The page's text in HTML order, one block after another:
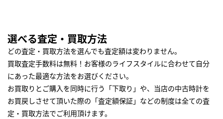
選べる査定・買取方法
どの査定・買取方法を選んでも査定額は変わりません。
買取査定手数料は無料！お客様のライフスタイルに合わせて自分
にあった最適な方法をお選びください。
お買取りとご購入を同時に行う「下取り」や、当店の中古時計を
お買戻しさせて頂いた際の「査定額保証」などの制度は全ての査
定・買取方法でご利用頂けます。